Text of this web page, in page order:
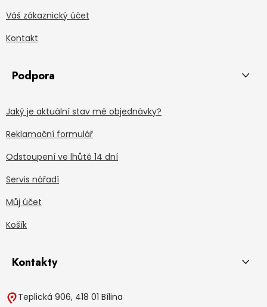
Váš zákaznický účet
Kontakt
Podpora
Jaký je aktuální stav mé objednávky?
Reklamační formulář
Odstoupení ve lhůtě 14 dní
Servis nářadí
Můj účet
Košík
Kontakty
Teplická 906, 418 01 Bílina